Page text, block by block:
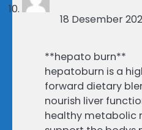
18 Desember
**hepato burn**
hepatoburn is a
forward dietary
nourish liver
healthy metabolic